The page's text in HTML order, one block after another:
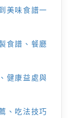
美味食譜一
食譜、餐廳
健康益處與
、吃法技巧